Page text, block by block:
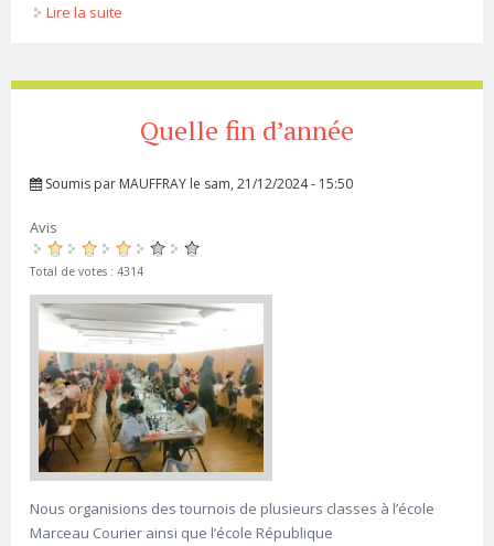
Lire la suite
Quelle fin d’année
Soumis par MAUFFRAY le sam, 21/12/2024 - 15:50
Avis
Total de votes : 4314
Nous organisions des tournois de plusieurs classes à l’école
Marceau Courier ainsi que l’école République